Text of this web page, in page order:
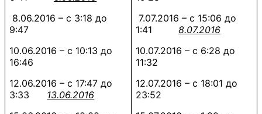
8.06.2016 – с 3:18 до
9:47
10.06.2016 – с 10:13 до
16:46
12.06.2016 – с 17:47 до
3:33 13.06.2016
7.07.2016 – с 15:06 до
1:418.07.2016
10.07.2016 – с 6:28 до
11:32
12.07.2016 – с 18:01 до
23:52